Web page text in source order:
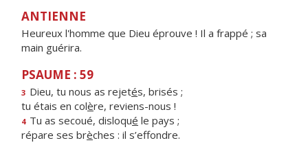
ANTIENNE
Heureux l'homme que Dieu éprouve ! Il a frappé ; sa
main guérira.
PSAUME : 59
3 Dieu, tu nous as rejetés, brisés ;
tu étais en colère, reviens-nous !
4 Tu as secoué, disloqué le pays ;
répare ses brèches : il s’effondre.